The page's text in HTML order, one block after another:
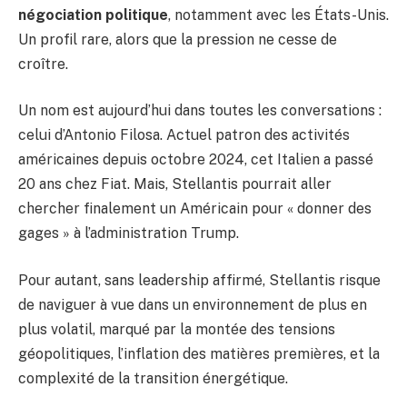
négociation politique, notamment avec les États-Unis.
Un profil rare, alors que la pression ne cesse de
croître.
Un nom est aujourd’hui dans toutes les conversations :
celui d’Antonio Filosa. Actuel patron des activités
américaines depuis octobre 2024, cet Italien a passé
20 ans chez Fiat. Mais, Stellantis pourrait aller
chercher finalement un Américain pour « donner des
gages » à l’administration Trump.
Pour autant, sans leadership affirmé, Stellantis risque
de naviguer à vue dans un environnement de plus en
plus volatil, marqué par la montée des tensions
géopolitiques, l’inflation des matières premières, et la
complexité de la transition énergétique.